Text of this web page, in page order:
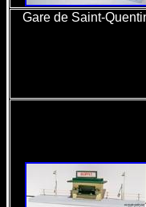
Gare de Saint-